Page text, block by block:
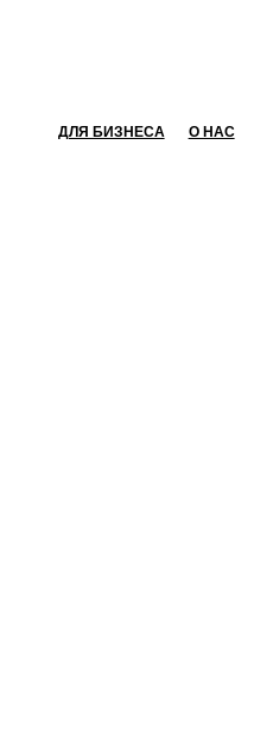
ДЛЯ БИЗНЕСА О НАС